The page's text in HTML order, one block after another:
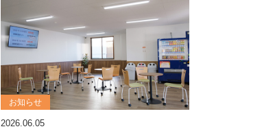
お知らせ
2026.06.05